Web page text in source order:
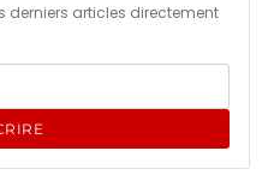
derniers articles directement